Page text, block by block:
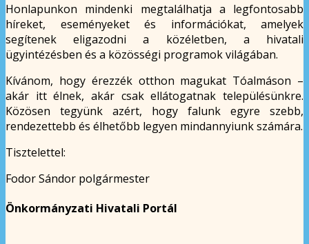
Honlapunkon mindenki megtalálhatja a legfontosabb
híreket, eseményeket és információkat, amelyek
segítenek eligazodni a közéletben, a hivatali
ügyintézésben és a közösségi programok világában.
Kívánom, hogy érezzék otthon magukat Tóalmáson –
akár itt élnek, akár csak ellátogatnak településünkre.
Közösen tegyünk azért, hogy falunk egyre szebb,
rendezettebb és élhetőbb legyen mindannyiunk számára.
Tisztelettel:
Fodor Sándor polgármester
Önkormányzati Hivatali Portál